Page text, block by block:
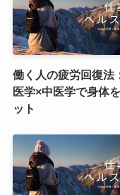
働く人の疲労回復法
医学×中医学で身体
ット